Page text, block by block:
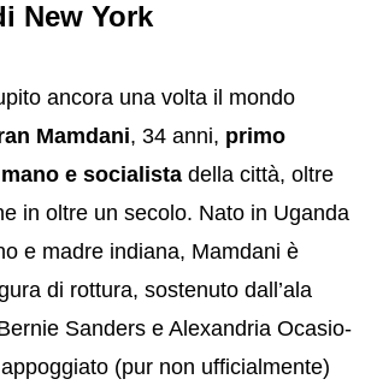
New York
ancora una volta il mondo
Mamdani, 34 anni, primo
e socialista della città, oltre
in oltre un secolo. Nato in Uganda
e madre indiana, Mamdani è
di rottura, sostenuto dall’ala
Sanders e Alexandria Ocasio-
(pur non ufficialmente)